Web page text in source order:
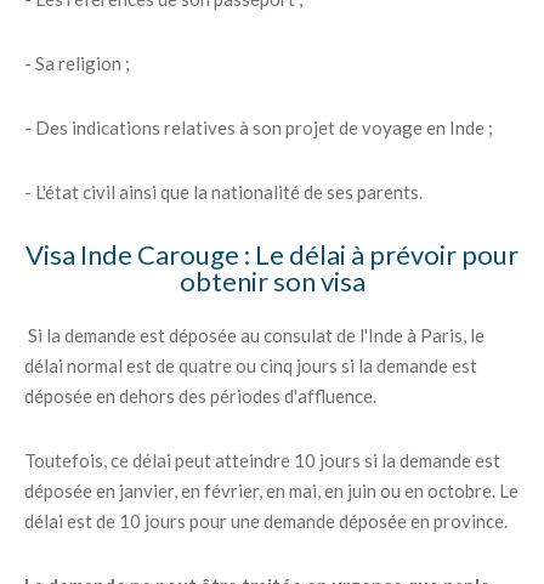
- Sa religion ;
- Des indications relatives à son projet de voyage en Inde ;
- L'état civil ainsi que la nationalité de ses parents.
Visa Inde Carouge : Le délai à prévoir pour
obtenir son visa
Si la demande est déposée au consulat de l'Inde à Paris, le
délai normal est de quatre ou cinq jours si la demande est
déposée en dehors des périodes d'affluence.
Toutefois, ce délai peut atteindre 10 jours si la demande est
déposée en janvier, en février, en mai, en juin ou en octobre. Le
délai est de 10 jours pour une demande déposée en province.